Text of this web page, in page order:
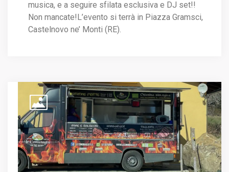
musica, e a seguire sfilata esclusiva e DJ set!!
Non mancate!L’evento si terrà in Piazza Gramsci,
Castelnovo ne’ Monti (RE).